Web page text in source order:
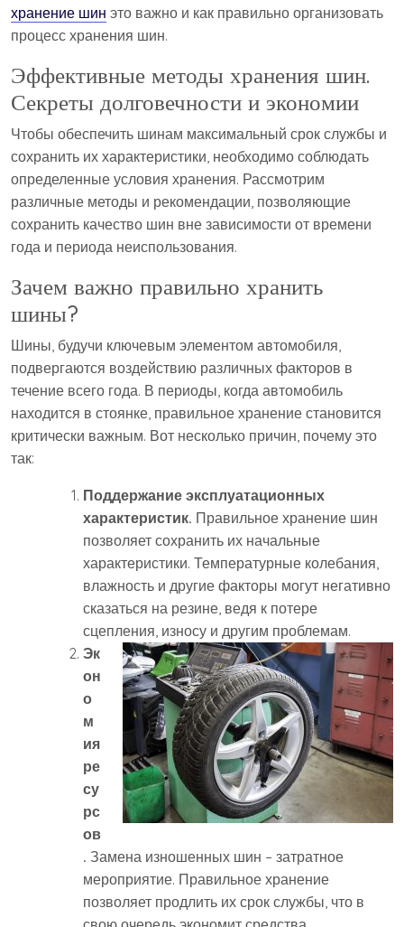
хранение шин это важно и как правильно организовать
процесс хранения шин.
Эффективные методы хранения шин.
Секреты долговечности и экономии
Чтобы обеспечить шинам максимальный срок службы и
сохранить их характеристики, необходимо соблюдать
определенные условия хранения. Рассмотрим
различные методы и рекомендации, позволяющие
сохранить качество шин вне зависимости от времени
года и периода неиспользования.
Зачем важно правильно хранить
шины?
Шины, будучи ключевым элементом автомобиля,
подвергаются воздействию различных факторов в
течение всего года. В периоды, когда автомобиль
находится в стоянке, правильное хранение становится
критически важным. Вот несколько причин, почему это
так:
Поддержание эксплуатационных
характеристик. Правильное хранение шин
позволяет сохранить их начальные
характеристики. Температурные колебания,
влажность и другие факторы могут негативно
сказаться на резине, ведя к потере
сцепления, износу и другим проблемам.
Эк
он
о
м
ия
ре
су
рс
ов
. Замена изношенных шин – затратное
мероприятие. Правильное хранение
позволяет продлить их срок службы, что в